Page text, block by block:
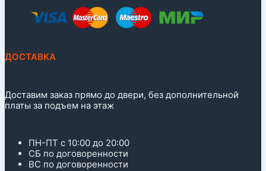
ДОСТАВКА
Доставим заказ прямо до двери, без дополнительной
платы за подъем на этаж
ПН-ПТ с 10:00 до 20:00
СБ по договоренности
ВС по договоренности